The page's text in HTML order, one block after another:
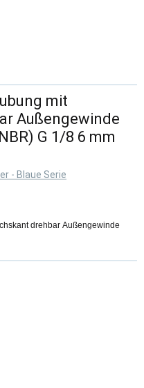
mit
Außengewinde
G 1/8 6 mm
- Blaue Serie
drehbar Außengewinde